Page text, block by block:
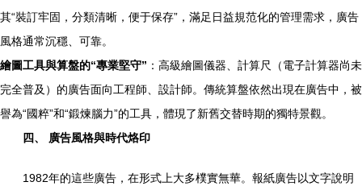
其“裝訂牢固，分類清晰，便于保存”，滿足日益規范化的管理需求，廣告
風格通常沉穩、可靠。
繪圖工具與算盤的“專業堅守” ：高級繪圖儀器、計算尺（電子計算器尚未
完全普及）的廣告面向工程師、設計師。傳統算盤依然出現在廣告中，被
譽為“國粹”和“鍛煉腦力”的工具，體現了新舊交替時期的獨特景觀。
四、 廣告風格與時代烙印
1982年的這些廣告，在形式上大多樸實無華。報紙廣告以文字說明